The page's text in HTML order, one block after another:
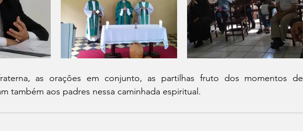
as orações em conjunto, as partilhas fruto dos momentos de
também aos padres nessa caminhada espiritual.